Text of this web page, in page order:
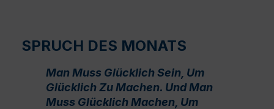
SPRUCH DES MONATS
Man Muss Glücklich Sein, Um
Glücklich Zu Machen. Und Man
Muss Glücklich Machen, Um